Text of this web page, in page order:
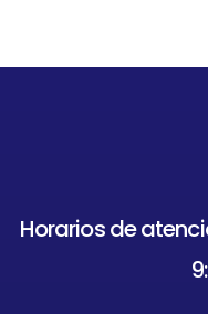
Horarios de